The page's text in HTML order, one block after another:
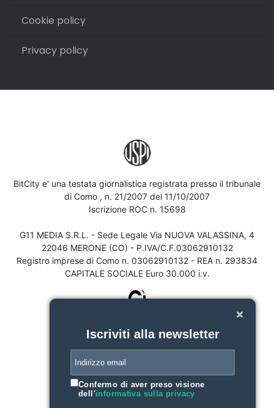
Cookie policy
Privacy policy
BitCity e' una testata giornalistica registrata presso il tribunale
di Como , n. 21/2007 del 11/10/2007
Iscrizione ROC n. 15698
G11 MEDIA S.R.L. - Sede Legale Via NUOVA VALASSINA, 4
22046 MERONE (CO) - P.IVA/C.F.03062910132
Registro imprese di Como n. 03062910132 - REA n. 293834
CAPITALE SOCIALE Euro 30.000 i.v.
Iscriviti alla newsletter
Confermo di aver preso visione
dell'informativa sulla privacy